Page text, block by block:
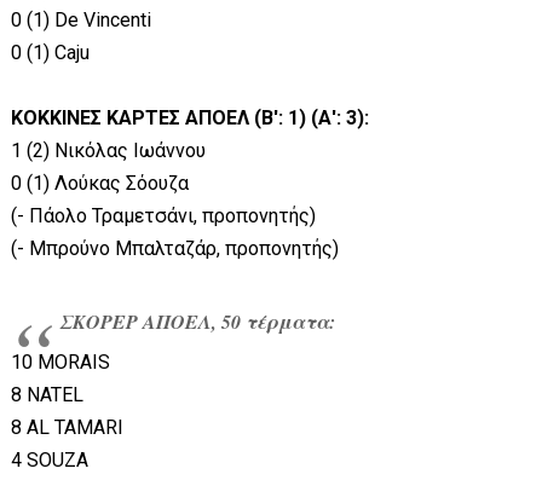
0 (1) De Vincenti
0 (1) Caju
ΚΟΚΚΙΝΕΣ ΚΑΡΤΕΣ ΑΠΟΕΛ (Β': 1) (Α': 3):
1 (2) Νικόλας Ιωάννου
0 (1) Λούκας Σόουζα
(- Πάολο Τραμετσάνι, προπονητής)
(- Μπρούνο Μπαλταζάρ, προπονητής)
ΣΚΟΡΕΡ ΑΠΟΕΛ, 50 τέρματα:
10 MORAIS
8 NATEL
8 AL TAMARI
4 SOUZA